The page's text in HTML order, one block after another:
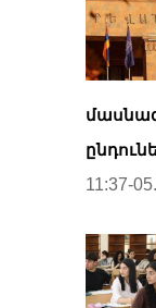
11:37-